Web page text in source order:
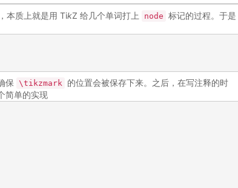
本质上就是用 TikZ 给几个单词打上 node 标记的过程。于是
保 \tikzmark 的位置会被保存下来。之后，在写注释的时
简单的实现